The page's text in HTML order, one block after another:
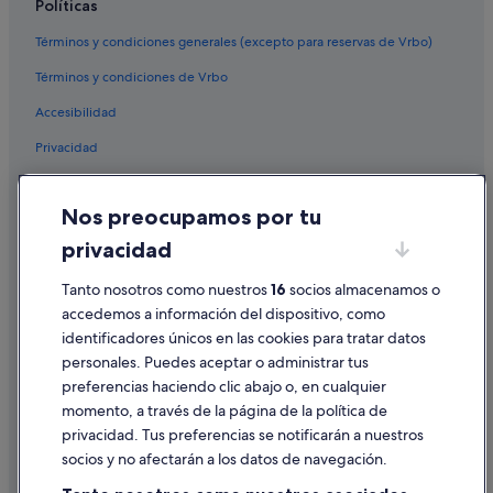
Hoteles cerca de Termas de Outariz
Pensiones en O Picouto
Hoteles cerca de Ayuntamiento Casa do Concello
Hoteles con restaurante en Ourense
Hoteles que aceptan mascotas en Ourense
Apartamentos en Provincia de Orense
Hoteles de lujo en Ourense
Hoteles boutique en Ourense
Hoteles con gimnasio en Ourense
Pensiones en Estación de tren de Orense-San Francisco
Accor Hotels en Ourense
Albergues en O Pereiro de Aguiar
Villas en Provincia de Orense
Políticas
Términos y condiciones generales (excepto para reservas de Vrbo)
Términos y condiciones de Vrbo
Accesibilidad
Privacidad
Condiciones de uso
Información legal/contacto
Pautas sobre el contenido y cómo denunciar contenido
Ayuda
Cancelar un vuelo
Cancelar una reserva de hotel o de un alquiler vacacional
Plazos de reembolso
Nos preocupamos por tu
privacidad
Tanto nosotros como nuestros16 socios almacenamos o
accedemos a información del dispositivo, como
identificadores únicos en las cookies para tratar datos
personales. Puedes aceptar o administrar tus
preferencias haciendo clic abajo o, en cualquier
momento, a través de la página de la política de
privacidad. Tus preferencias se notificarán a nuestros
socios y no afectarán a los datos de navegación.